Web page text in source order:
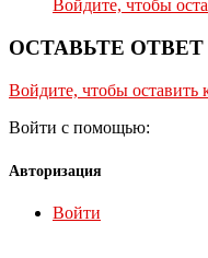
Войдите, чтобы
ОСТАВЬТЕ ОТВЕТ
Войдите, чтобы оставить
Войти с помощью:
Авторизация
Войти